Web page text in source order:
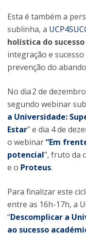
Esta é também a
sublinha, a
holística do
integração e
prevenção do
No dia 2 de
segundo webinar
a Universidade:
Estar” e dia 4 de
o webinar“Em
potencial”, fruto da
e o Proteus.
Para finalizar este
entre as 16h-17h, a
“Descomplicar a
ao sucesso